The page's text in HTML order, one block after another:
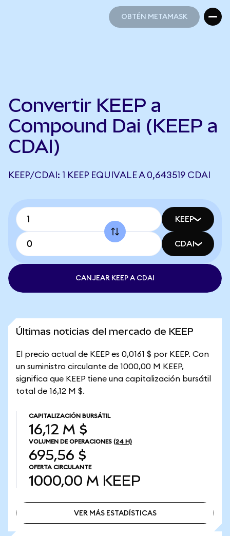
OBTÉN METAMASK
Convertir KEEP a
Compound Dai (KEEP a
CDAI)
KEEP/CDAI: 1 KEEP EQUIVALE A 0,643519 CDAI
KEEP
CDAI
CANJEAR KEEP A CDAI
Últimas noticias del mercado de KEEP
El precio actual de KEEP es 0,0161 $ por KEEP. Con
un suministro circulante de 1000,00 M KEEP,
significa que KEEP tiene una capitalización bursátil
total de 16,12 M $.
CAPITALIZACIÓN BURSÁTIL
16,12 M $
VOLUMEN DE OPERACIONES (24 H)
695,56 $
OFERTA CIRCULANTE
1000,00 M KEEP
VER MÁS ESTADÍSTICAS